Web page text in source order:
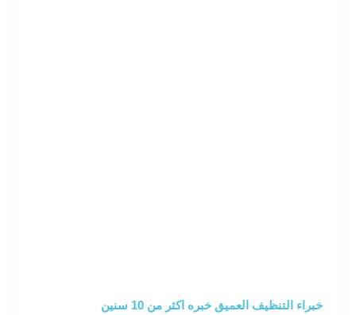
خبراء التنظيف العميق خبره اكثر من 10 سنين